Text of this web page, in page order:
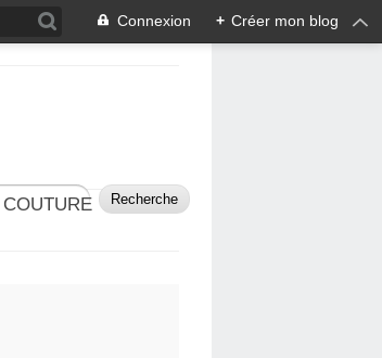
Connexion + Créer mon blog
COUTURE